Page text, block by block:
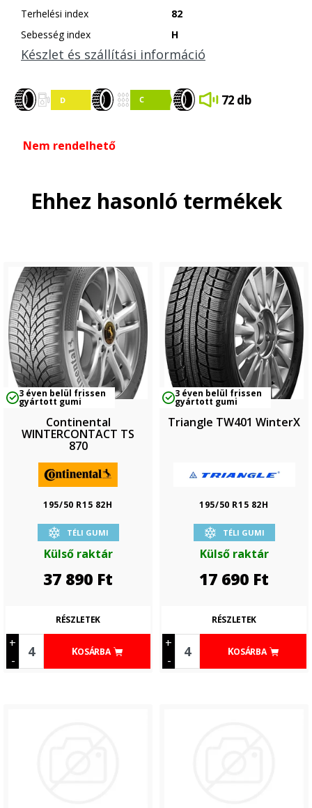
Terhelési index
82
Sebesség index
H
Készlet és szállítási információ
72 db
Nem rendelhető
Ehhez hasonló termékek
3 éven belül frissen
gyártott gumi
Continental
WINTERCONTACT TS
870
195/50 R15 82H
TÉLI GUMI
Külső raktár
37 890 Ft
+
-
KOSÁRBA
RÉSZLETEK
3 éven belül frissen
gyártott gumi
Triangle TW401 WinterX
195/50 R15 82H
TÉLI GUMI
Külső raktár
17 690 Ft
+
-
KOSÁRBA
RÉSZLETEK